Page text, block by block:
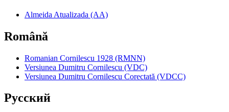
Almeida Atualizada (AA)
Română
Romanian Cornilescu 1928 (RMNN)
Versiunea Dumitru Cornilescu (VDC)
Versiunea Dumitru Cornilescu Corectată (VDCC)
Pyccкий